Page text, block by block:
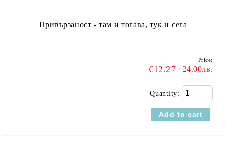
Привързаност - там и тогава, тук и сега
Price:
€12.27 24.00лв.
Quantity: